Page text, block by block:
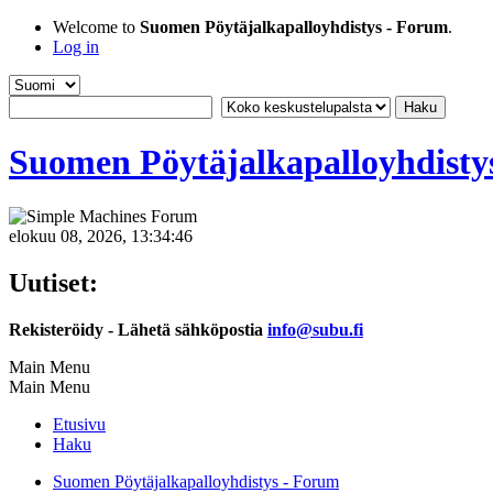
Welcome to Suomen Pöytäjalkapalloyhdistys - Forum.
Log in
Suomen
elokuu 08, 2026, 13:34:46
Uutiset:
Rekisteröidy - Lähetä sähköpostia info@subu.fi
Main Menu
Main Menu
Etusivu
Haku
Suomen Pöytäjalkapalloyhdistys - Forum